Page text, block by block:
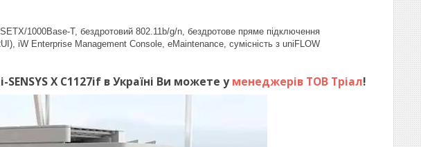
1000Base-T, бездротовий 802.11b/g/n, бездротове пряме підключення
iW Enterprise Management Console, eMaintenance, сумісність з uniFLOW
X C1127if в Україні Ви можете уменеджерів ТОВ Тріал!